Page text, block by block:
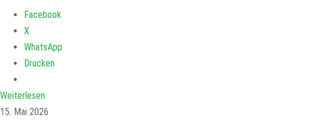
Facebook
X
WhatsApp
Drucken
Weiterlesen
15. Mai 2026